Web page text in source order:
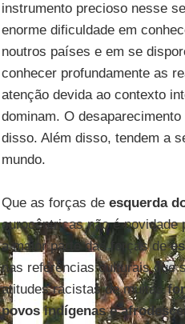
instrumento precioso nesse
enorme dificuldade em
noutros países e em se
conhecer profundamente as
atenção devida ao contexto
dominam. O
disso. Além disso, tendem a
mundo.
Que as forças de esquerda
eurocêntricas não é novidade
a maior parte das forças de
nas referências culturais que
atitudes racistas de muitas
povos indígenas e